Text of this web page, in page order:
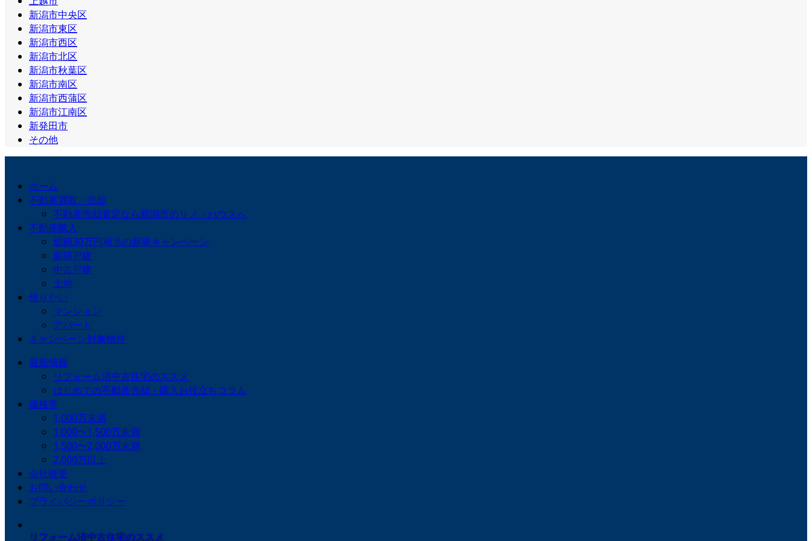
新潟市中央区
新潟市東区
新潟市西区
新潟市北区
新潟市秋葉区
新潟市南区
新潟市西蒲区
新潟市江南区
新発田市
その他
ホーム
不動産買取・売却
不動産売却査定なら新潟市のリノ・ハウスへ
不動産購入
総額30万円相当の新築キャンペーン
新築戸建
中古戸建
土地
借りたい
マンション
アパート
キャンペーン対象物件
最新情報
リフォーム済中古住宅のススメ
はじめての不動産売却・購入お役立ちコラム
価格帯
1,000万未満
1,000〜1,500万未満
1,500〜2,000万未満
2,000万以上
会社概要
お問い合わせ
プライバシーポリシー
リフォーム済中古住宅のススメ